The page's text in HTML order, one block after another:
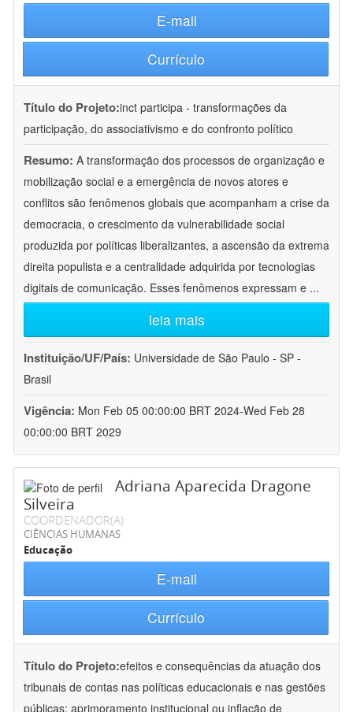
E-mail
Currículo
Título do Projeto:inct participa - transformações da
participação, do associativismo e do confronto político
Resumo: A transformação dos processos de organização e
mobilização social e a emergência de novos atores e
conflitos são fenômenos globais que acompanham a crise da
democracia, o crescimento da vulnerabilidade social
produzida por políticas liberalizantes, a ascensão da extrema
direita populista e a centralidade adquirida por tecnologias
digitais de comunicação. Esses fenômenos expressam e ...
leia mais
Instituição/UF/País: Universidade de São Paulo - SP -
Brasil
Vigência: Mon Feb 05 00:00:00 BRT 2024-Wed Feb 28
00:00:00 BRT 2029
Adriana Aparecida Dragone
Silveira
COORDENADOR(A)
CIÊNCIAS HUMANAS
Educação
E-mail
Currículo
Título do Projeto:efeitos e consequências da atuação dos
tribunais de contas nas políticas educacionais e nas gestões
públicas: aprimoramento institucional ou inflação de